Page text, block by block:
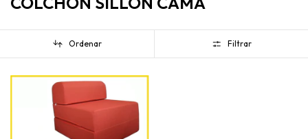
Ordenar Filtrar